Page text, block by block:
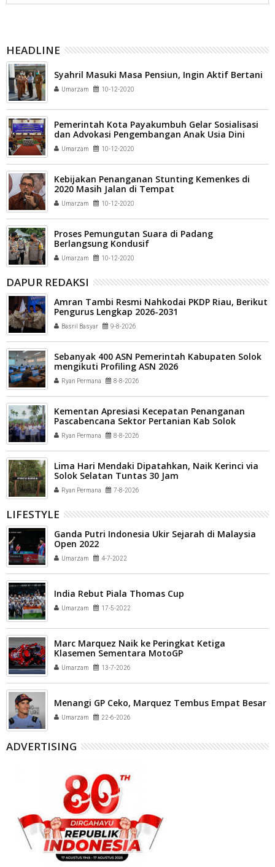
HEADLINE
Syahril Masuki Masa Pensiun, Ingin Aktif Bertani
Umarzam 10-12-2020
Pemerintah Kota Payakumbuh Gelar Sosialisasi
dan Advokasi Pengembangan Anak Usia Dini
Holistik Integratif
Umarzam 10-12-2020
Kebijakan Penanganan Stunting Kemenkes di
2020 Masih Jalan di Tempat
Umarzam 10-12-2020
Proses Pemungutan Suara di Padang
Berlangsung Kondusif
Umarzam 10-12-2020
DAPUR REDAKSI
Amran Tambi Resmi Nahkodai PKDP Riau, Berikut
Pengurus Lengkap 2026-2031
Basril Basyar 9-8-2026
Sebanyak 400 ASN Pemerintah Kabupaten Solok
mengikuti Profiling ASN 2026
Ryan Permana 8-8-2026
Kementan Apresiasi Kecepatan Penanganan
Pascabencana Sektor Pertanian Kab Solok
Ryan Permana 8-8-2026
Lima Hari Mendaki Dipatahkan, Naik Kerinci via
Solok Selatan Tuntas 30 Jam
Ryan Permana 7-8-2026
LIFESTYLE
Ganda Putri Indonesia Ukir Sejarah di Malaysia
Open 2022
Umarzam 4-7-2022
India Rebut Piala Thomas Cup
Umarzam 17-5-2022
Marc Marquez Naik ke Peringkat Ketiga
Klasemen Sementara MotoGP
Umarzam 13-7-2026
Menangi GP Ceko, Marquez Tembus Empat Besar
Umarzam 22-6-2026
ADVERTISING